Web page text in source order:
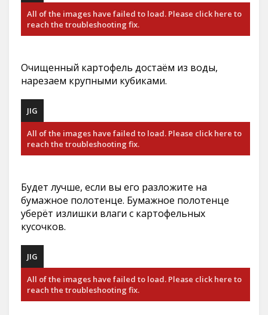
All of the images have failed to load. Please click here to
reach the troubleshooting fix.
Очищенный картофель достаём из воды,
нарезаем крупными кубиками.
JIG
All of the images have failed to load. Please click here to
reach the troubleshooting fix.
Будет лучше, если вы его разложите на
бумажное полотенце. Бумажное полотенце
уберёт излишки влаги с картофельных
кусочков.
JIG
All of the images have failed to load. Please click here to
reach the troubleshooting fix.